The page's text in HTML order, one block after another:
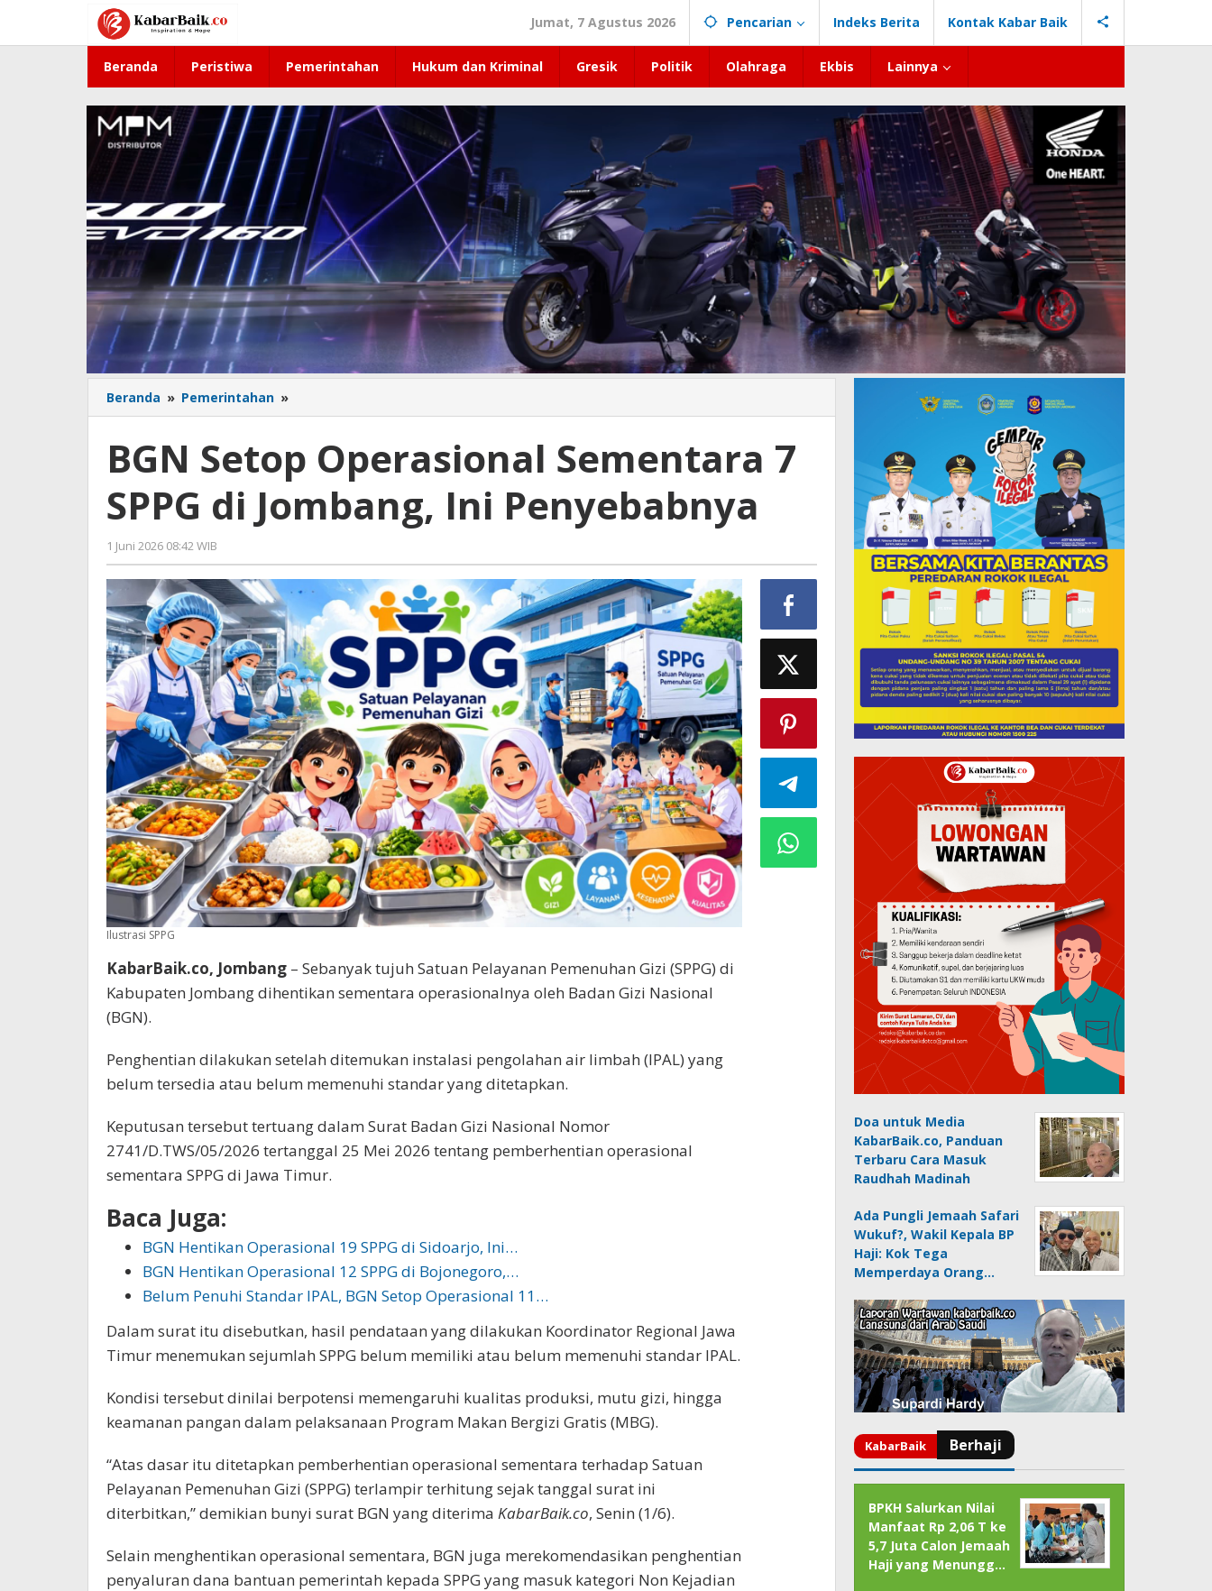
konten
Jumat, 7 Agustus 2026 Pencarian Indeks Berita Kontak Kabar Baik
Beranda Peristiwa Pemerintahan Hukum dan Kriminal Gresik Politik Olahraga Ekbis Lainnya
Beranda » Pemerintahan »
Setop
Sementara
7
di
Penyebabnya
BGN Setop Operasional Sementara 7
SPPG di Jombang, Ini Penyebabnya
1 Juni 2026 08:42 WIB
Gagah
Saputra
Ilustrasi SPPG
KabarBaik.co, Jombang – Sebanyak tujuh Satuan Pelayanan Pemenuhan Gizi (SPPG) di
Kabupaten Jombang dihentikan sementara operasionalnya oleh Badan Gizi Nasional
(BGN).
Penghentian dilakukan setelah ditemukan instalasi pengolahan air limbah (IPAL) yang
belum tersedia atau belum memenuhi standar yang ditetapkan.
Keputusan tersebut tertuang dalam Surat Badan Gizi Nasional Nomor
2741/D.TWS/05/2026 tertanggal 25 Mei 2026 tentang pemberhentian operasional
sementara SPPG di Jawa Timur.
Baca Juga:
BGN Hentikan Operasional 19 SPPG di Sidoarjo, Ini…
BGN Hentikan Operasional 12 SPPG di Bojonegoro,…
Belum Penuhi Standar IPAL, BGN Setop Operasional 11…
Dalam surat itu disebutkan, hasil pendataan yang dilakukan Koordinator Regional Jawa
Timur menemukan sejumlah SPPG belum memiliki atau belum memenuhi standar IPAL.
Kondisi tersebut dinilai berpotensi memengaruhi kualitas produksi, mutu gizi, hingga
keamanan pangan dalam pelaksanaan Program Makan Bergizi Gratis (MBG).
“Atas dasar itu ditetapkan pemberhentian operasional sementara terhadap Satuan
Pelayanan Pemenuhan Gizi (SPPG) terlampir terhitung sejak tanggal surat ini
diterbitkan,” demikian bunyi surat BGN yang diterima KabarBaik.co, Senin (1/6).
Selain menghentikan operasional sementara, BGN juga merekomendasikan penghentian
penyaluran dana bantuan pemerintah kepada SPPG yang masuk kategori Non Kejadian
Doa untuk Media
KabarBaik.co, Panduan
Terbaru Cara Masuk
Raudhah Madinah
Ada Pungli Jemaah Safari
Wukuf?, Wakil Kepala BP
Haji: Kok Tega
Memperdaya Orang…
BPKH Salurkan Nilai
Manfaat Rp 2,06 T ke
5,7 Juta Calon Jemaah
Haji yang Menungg…